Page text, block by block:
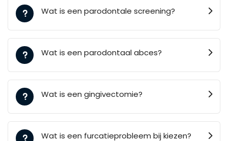
Wat is een parodontale screening?
Wat is een parodontaal abces?
Wat is een gingivectomie?
Wat is een furcatieprobleem bij kiezen?